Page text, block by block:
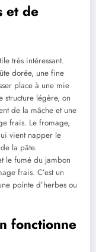
et de
très intéressant.
dorée, une fine
place à une mie
structure légère, on
de la mâche et une
frais. Le fromage,
vient napper le
la pâte.
le fumé du jambon
frais. C’est un
pointe d’herbes ou
fonctionne